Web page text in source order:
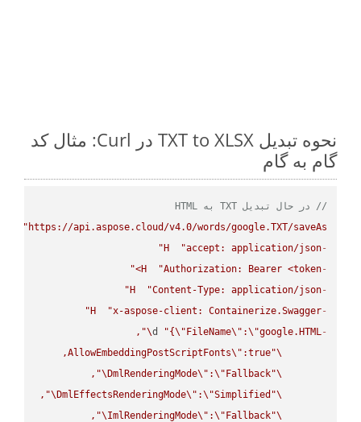
نحوه تبدیل TXT to XLSX در Curl: مثال کد
گام به گام
// در حال تبدیل TXT به HTML
"https://api.aspose.cloud/v4.0/words/google.TXT/saveAs"
-
H
"accept: application/json"
-
H
"Authorization: Bearer <token>"
-
H
"Content-Type: application/json"
-
H
"x-aspose-client: Containerize.Swagger"
-
d "{\" FileName\" :\"google.HTML
\"
\"
AllowEmbeddingPostScriptFonts\"
\"
DmlRenderingMode\" :\" Fallback
\"
\"
DmlEffectsRenderingMode\" :\"Simplified
\"
\"
ImlRenderingMode\" :\" Fallback
\"